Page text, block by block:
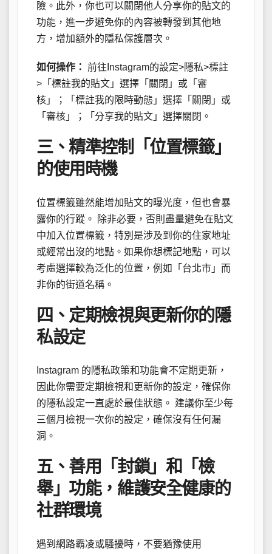
險。此外，你也可以關閉他人分享你的貼文的
功能，進一步避免你的內容被轉發到其他地
方，增加額外的隱私保護層次。
如何操作： 前往Instagram的設定>隱私>標註
>「標註我的貼文」選擇「關閉」或「審
核」；「標註我的限時動態」選擇「關閉」或
「審核」；「分享我的貼文」選擇關閉。
三、精準控制「位置標籤」
的使用時機
位置標籤雖然能增加貼文的曝光度，但也會暴
露你的行蹤。 除非必要，否則盡量避免在貼文
中加入位置標籤，特別是涉及到你的住家地址
或經常出沒的地點。如果你想標記地點，可以
考慮選擇較為泛化的位置，例如「台北市」而
非你的街道名稱。
四、定期檢視與更新你的隱
私設定
Instagram 的隱私政策和功能會不定期更新，
因此你需要定期檢視和更新你的設定，確保你
的隱私設定一直處於最佳狀態。 建議你至少每
三個月檢視一次你的設定，確保沒有任何漏
洞。
五、善用「封鎖」和「檢
舉」功能，維護安全健康的
社群環境
遇到網路霸凌或騷擾時，不要猶豫使用